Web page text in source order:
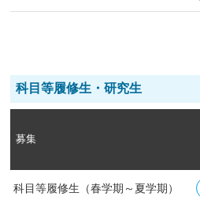
科目等履修生 ・研究生
募集
科目等履修生（春学期～夏学期）